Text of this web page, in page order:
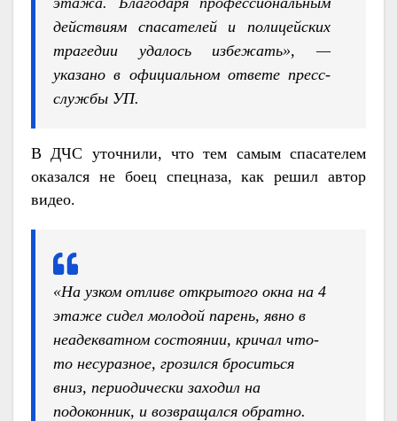
действиям спасателей и полицейских
трагедии удалось избежать», —
указано в официальном ответе пресс-
службы УП.
В ДЧС уточнили, что тем самым спасателем
оказался не боец спецназа, как решил автор
видео.
«На узком отливе открытого окна на 4
этаже сидел молодой парень, явно в
неадекватном состоянии, кричал что-
то несуразное, грозился броситься
вниз, периодически заходил на
подоконник, и возвращался обратно.